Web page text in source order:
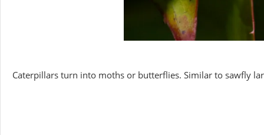
Caterpillars turn into moths or butterflies. Similar to sawfly